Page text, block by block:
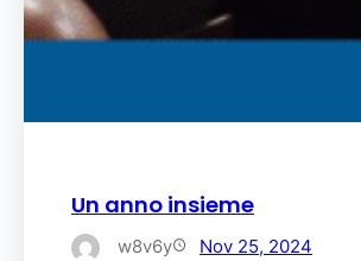
Un anno insieme
w8v6y Nov 25, 2024